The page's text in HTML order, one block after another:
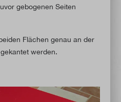
gebogenen Seiten
Flächen genau an der
werden.